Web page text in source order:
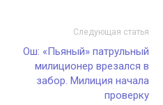
Следующая статья
Ош: «Пьяный» патрульный
милиционер врезался в
забор. Милиция начала
проверку